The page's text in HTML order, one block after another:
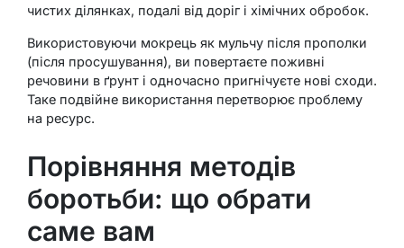
чистих ділянках, подалі від доріг і хімічних обробок.
Використовуючи мокрець як мульчу після прополки
(після просушування), ви повертаєте поживні
речовини в ґрунт і одночасно пригнічуєте нові сходи.
Таке подвійне використання перетворює проблему
на ресурс.
Порівняння методів
боротьби: що обрати
саме вам